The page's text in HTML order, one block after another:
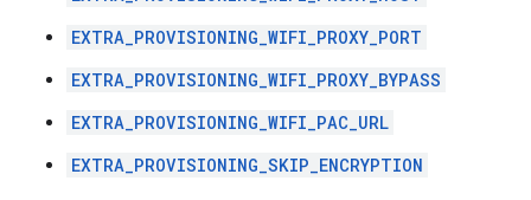
EXTRA_PROVISIONING_WIFI_PROXY_PORT
EXTRA_PROVISIONING_WIFI_PROXY_BYPASS
EXTRA_PROVISIONING_WIFI_PAC_URL
EXTRA_PROVISIONING_SKIP_ENCRYPTION